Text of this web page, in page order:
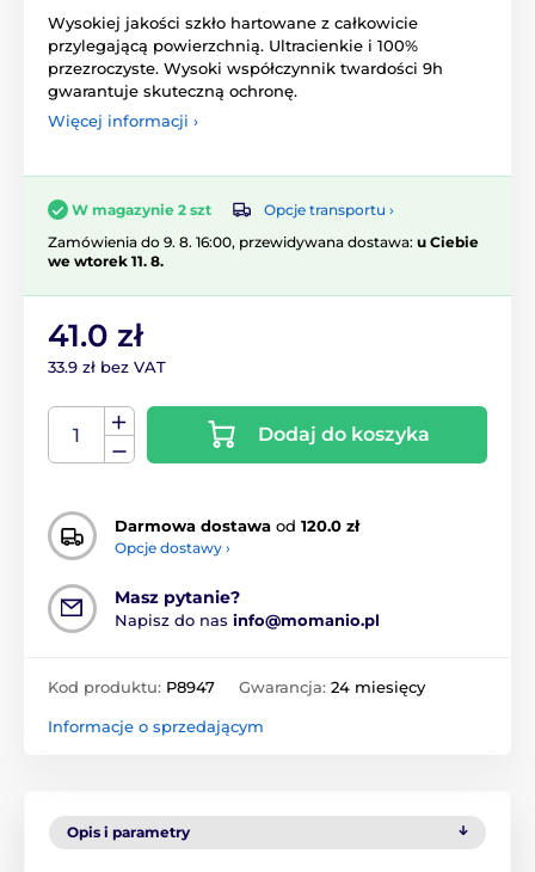
Wysokiej jakości szkło hartowane z całkowicie
przylegającą powierzchnią. Ultracienkie i 100%
przezroczyste. Wysoki współczynnik twardości 9h
gwarantuje skuteczną ochronę.
Więcej informacji ›
W magazynie 2 szt
Opcje transportu ›
Zamówienia do 9. 8. 16:00, przewidywana dostawa: u Ciebie
we wtorek 11. 8.
41.0 zł
33.9 zł bez VAT
Dodaj do koszyka
Darmowa dostawa od 120.0 zł
Opcje dostawy ›
Masz pytanie?
Napisz do nas info@momanio.pl
Kod produktu: P8947 Gwarancja: 24 miesięcy
Informacje o sprzedającym
Opis i parametry